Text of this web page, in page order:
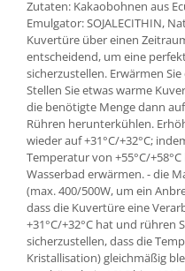
Zutaten: Kakaobohnen aus
Emulgator: SOJALECITHIN,
Kuvertüre über einen
entscheidend, um eine
sicherzustellen. Erwärmen
Stellen Sie etwas warme
die benötigte Menge dann
Rühren herunterkühlen.
wieder auf +31°C/+32°C;
Temperatur von +55°C/
Wasserbad erwärmen. - die
(max. 400/500W, um ein
dass die Kuvertüre eine
+31°C/+32°C hat und rühren
sicherzustellen, dass die
Kristallisation) gleichmäßig